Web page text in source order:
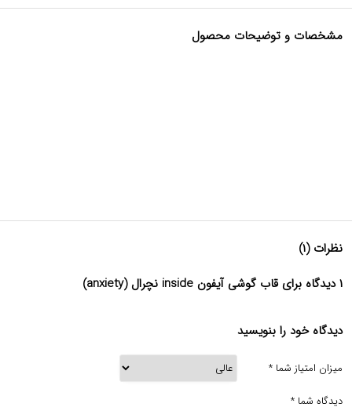
مشخصات و توضیحات محصول
نظرات (۱)
۱ دیدگاه برای قاب گوشی آیفون inside نچرال (anxiety)
دیدگاه خود را بنویسید
میزان امتیاز شما *
دیدگاه شما *